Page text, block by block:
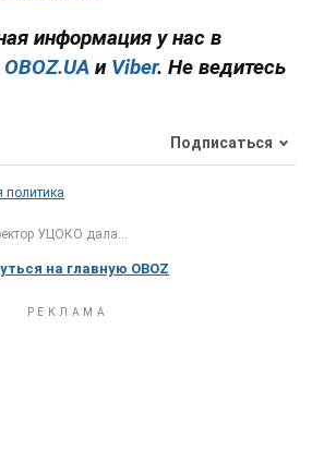
информация у нас в
OBOZ.UA и Viber. Не ведитесь
Подписаться
политика
УЦОКО дала...
на главную OBOZ